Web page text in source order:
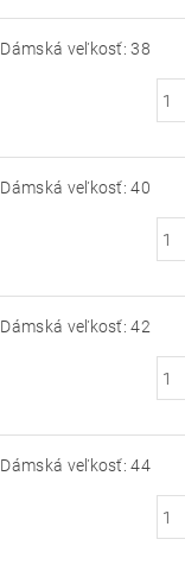
Dámská veľkosť: 38
Dámská veľkosť: 40
Dámská veľkosť: 42
Dámská veľkosť: 44